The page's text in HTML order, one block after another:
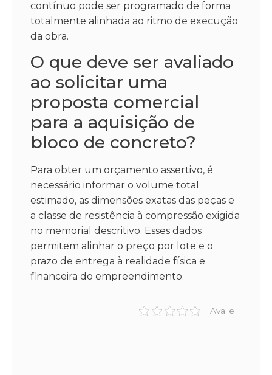
contínuo pode ser programado de forma
totalmente alinhada ao ritmo de execução
da obra.
O que deve ser avaliado
ao solicitar uma
proposta comercial
para a aquisição de
bloco de concreto?
Para obter um orçamento assertivo, é
necessário informar o volume total
estimado, as dimensões exatas das peças e
a classe de resistência à compressão exigida
no memorial descritivo. Esses dados
permitem alinhar o preço por lote e o
prazo de entrega à realidade física e
financeira do empreendimento.
Avalie